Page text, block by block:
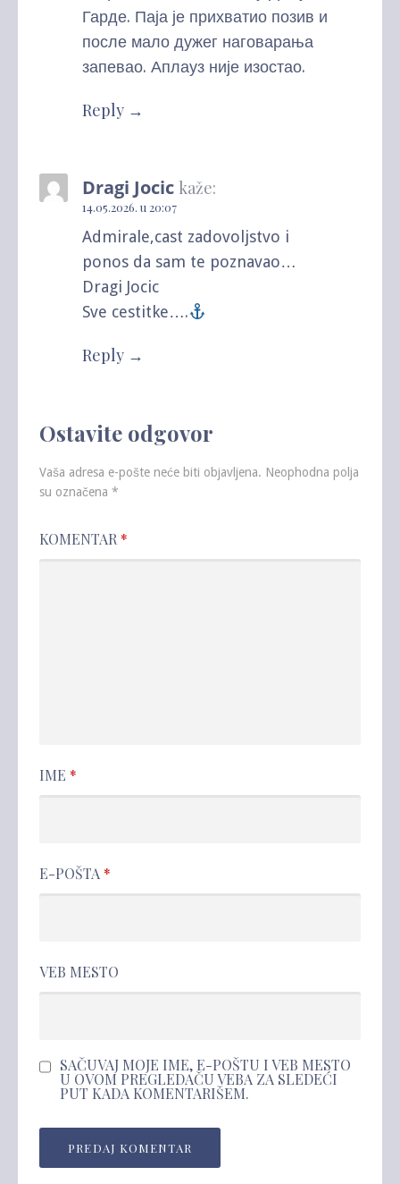
Гарде. Паја је прихватио позив и
после мало дужег наговарања
запевао. Аплауз није изостао.
Reply
Dragi Jocic kaže:
14.05.2026. u 20:07
Admirale,cast zadovoljstvo i
ponos da sam te poznavao…
Dragi Jocic
Sve cestitke….
Reply
Ostavite odgovor
Vaša adresa e-pošte neće biti objavljena. Neophodna polja
su označena *
KOMENTAR *
IME *
E-POŠTA *
VEB MESTO
SAČUVAJ MOJE IME, E-POŠTU I VEB MESTO
U OVOM PREGLEDAČU VEBA ZA SLEDEĆI
PUT KADA KOMENTARIŠEM.